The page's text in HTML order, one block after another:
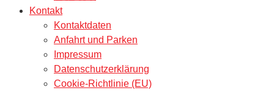
Kontakt
Kontaktdaten
Anfahrt und Parken
Impressum
Datenschutzerklärung
Cookie-Richtlinie (EU)